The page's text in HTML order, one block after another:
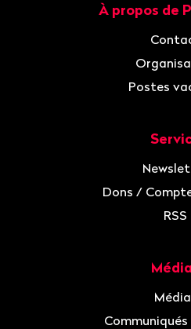
À propos de
Postes
Dons /
RSS